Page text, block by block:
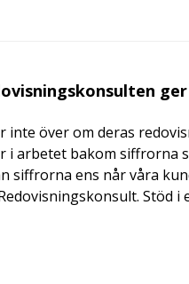
över om deras
i arbetet bakom siffrorna
siffrorna ens når våra
Stöd i